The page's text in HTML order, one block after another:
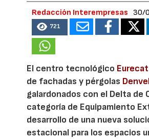
Redacción Interempresas 30/
721
El centro tecnológico Eurecat
de fachadas y pérgolas
galardonados con el Delta de
categoría de Equipamiento
desarrollo de una nueva
estacional para los espacios